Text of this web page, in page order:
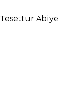
Tesettür Abiye